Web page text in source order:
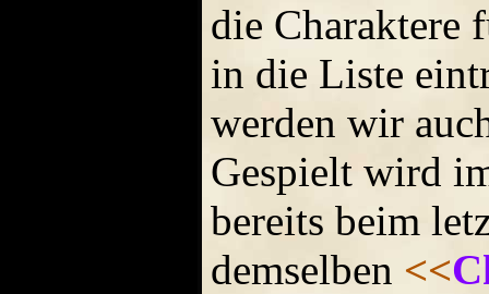
die Charaktere
in die Liste
werden wir
Gespielt wird
bereits beim
demselben <<